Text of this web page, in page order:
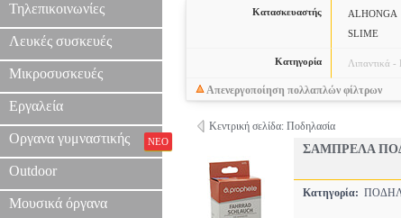
Τηλεπικοινωνίες
Λευκές συσκευές
Μικροσυσκευές
Εργαλεία
Οργανα γυμναστικής ΝΕΟ
Outdoor
Μουσικά όργανα
Κατασκευαστής ALHONGA
SLIME
Κατηγορία Λιπαντικά -
Απενεργοποίηση πολλαπλών φίλτρων
Κεντρική σελίδα: Ποδηλασία
ΣΑΜΠΡΕΛΑ
Κατηγορία: